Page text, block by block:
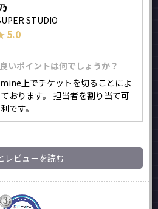
STUDIO
5.0
いポイントは何でしょうか？
上でチケットを切ることによ
おります。 担当者を割り当て可
です。
レビューを読む